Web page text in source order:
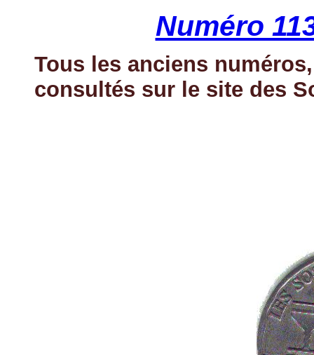
Numéro
Tous les anciens
consultés sur le site des